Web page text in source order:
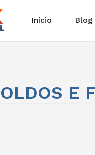
Início Blog
E